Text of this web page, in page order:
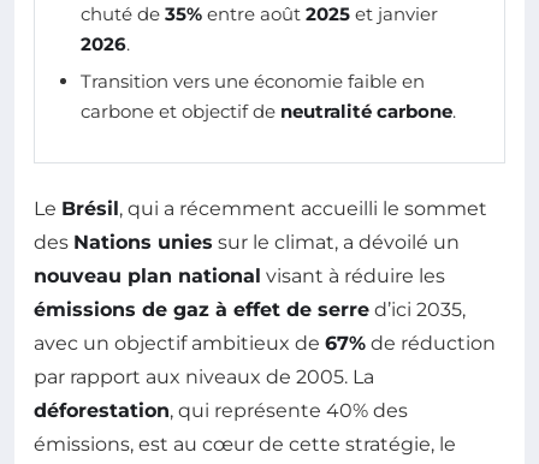
chuté de 35% entre août 2025 et janvier
2026.
Transition vers une économie faible en
carbone et objectif de neutralité carbone.
Le Brésil, qui a récemment accueilli le sommet
des Nations unies sur le climat, a dévoilé un
nouveau plan national visant à réduire les
émissions de gaz à effet de serre d’ici 2035,
avec un objectif ambitieux de 67% de réduction
par rapport aux niveaux de 2005. La
déforestation, qui représente 40% des
émissions, est au cœur de cette stratégie, le